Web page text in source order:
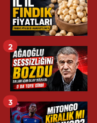
2
3